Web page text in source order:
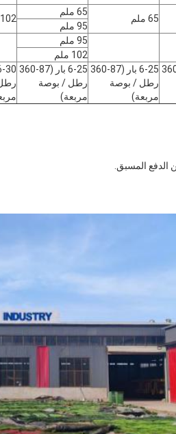
65 ملم
65 ملم
102 ملم
95 ملم
95 ملم
102 ملم
بار (87-360
6-25 بار (87-360
رطل / بوصة
مربعة)
6-25 بار (87-360
رطل / بوصة
مربعة)